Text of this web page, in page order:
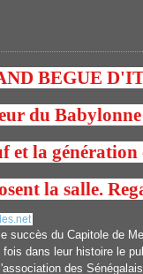
BEGUE
du
et la génération
la salle.
succès du Capitole de
dans leur histoire le
des